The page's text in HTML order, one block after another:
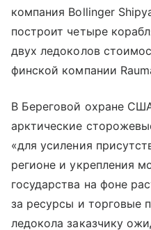
компания Bollinger
построит четыре
двух ледоколов
финской компании
В Береговой охране
арктические
«для усиления
регионе и укрепления
государства на фоне
за ресурсы и торговые
ледокола заказчику